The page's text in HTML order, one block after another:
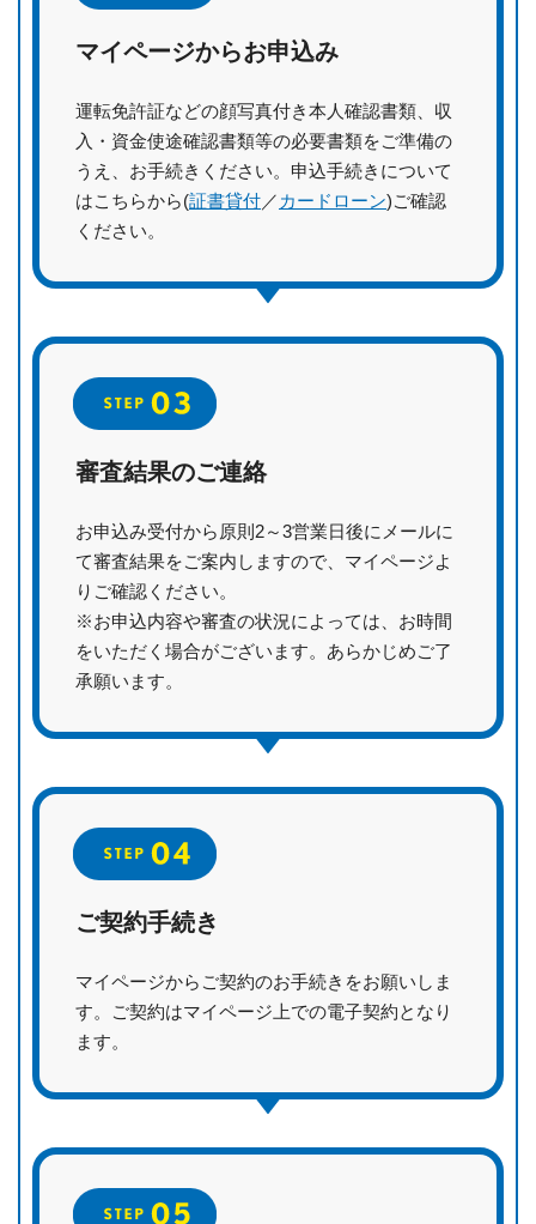
マイページからお申込み
運転免許証などの顔写真付き本人確認書類、収
入・資金使途確認書類等の必要書類をご準備の
うえ、お手続きください。申込手続きについて
はこちらから(証書貸付／ カードローン)ご確認
ください。
審査結果のご連絡
お申込み受付から原則2～3営業日後にメールに
て審査結果をご案内しますので、マイページよ
りご確認ください。
※お申込内容や審査の状況によっては、お時間
をいただく場合がございます。あらかじめご了
承願います。
ご契約手続き
マイページからご契約のお手続きをお願いしま
す。ご契約はマイページ上での電子契約となり
ます。